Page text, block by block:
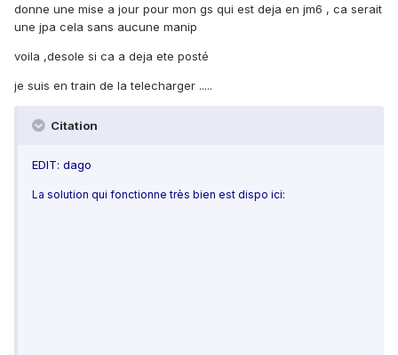
donne une mise a jour pour mon gs qui est deja en jm6 , ca serait
une jpa cela sans aucune manip
voila ,desole si ca a deja ete posté
je suis en train de la telecharger .....
Citation
EDIT: dago
La solution qui fonctionne très bien est dispo ici: